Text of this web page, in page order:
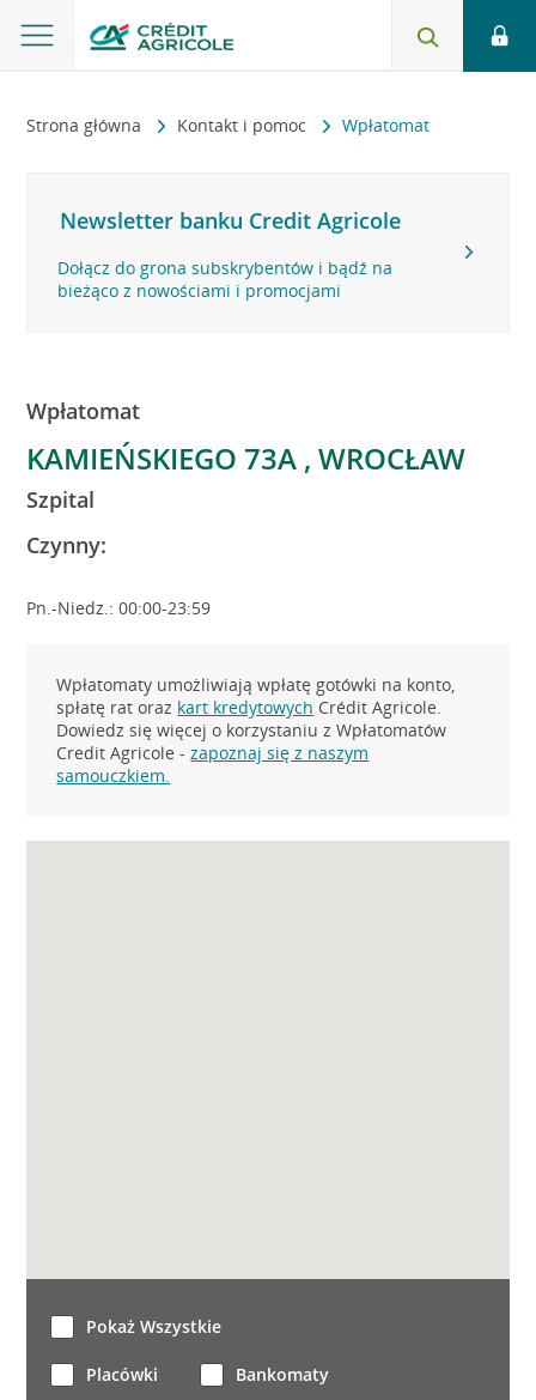
Strona główna Kontakt i pomoc Wpłatomat
Newsletter banku Credit Agricole
Dołącz do grona subskrybentów i bądź na
bieżąco z nowościami i promocjami
Wpłatomat
KAMIEŃSKIEGO 73A , WROCŁAW
Szpital
Czynny:
Pn.-Niedz.: 00:00-23:59
Wpłatomaty umożliwiają wpłatę gotówki na konto,
spłatę rat oraz kart kredytowych Crédit Agricole.
Dowiedz się więcej o korzystaniu z Wpłatomatów
Credit Agricole -zapoznaj się z naszym
samouczkiem.
Pokaż Wszystkie
Placówki Bankomaty